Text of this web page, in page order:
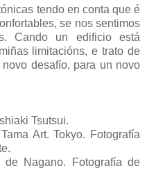
tendo en conta que é
se nos sentimos
Cando un edificio está
limitacións, e trato de
desafío, para un novo
Tsutsui.
Art. Tokyo. Fotografía
de Nagano. Fotografía de